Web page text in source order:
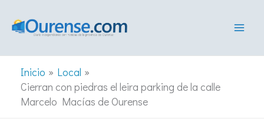
Inicio
Local
Cierran con piedras el leira parking de la calle
Marcelo Macías de Ourense